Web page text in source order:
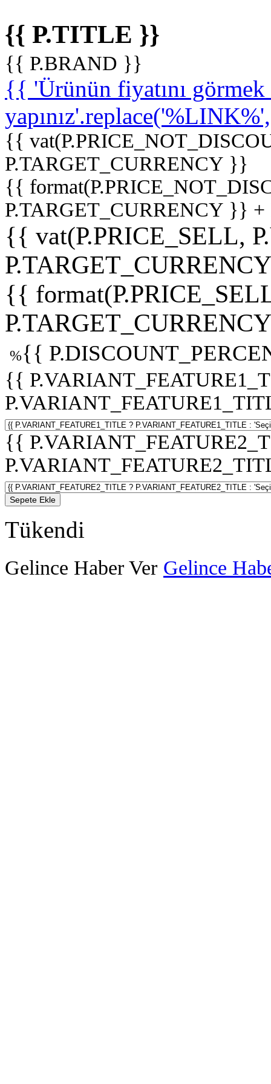
{{ P.TITLE }}
{{ P.BRAND }}
{{ 'Ürünün fiyatını
{{
P.TARGET_CURRENCY }}
{{
P.TARGET_CURRENCY }}
{{ vat(P.PRICE_SELL,
{{
%{{
{{
{{
Sepete Ekle
Tükendi
Gelince Haber Ver Gelince